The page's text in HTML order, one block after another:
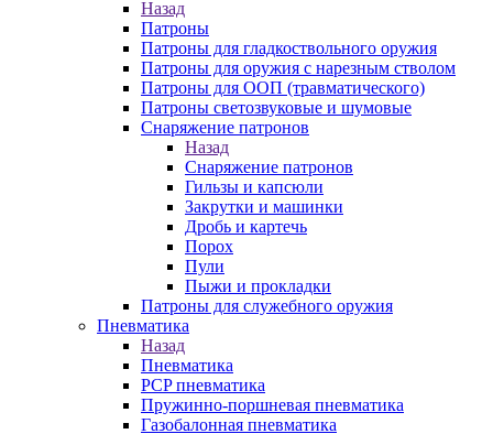
Назад
Патроны
Патроны для гладкоствольного оружия
Патроны для оружия с нарезным стволом
Патроны для ООП (травматического)
Патроны светозвуковые и шумовые
Снаряжение патронов
Назад
Снаряжение патронов
Гильзы и капсюли
Закрутки и машинки
Дробь и картечь
Порох
Пули
Пыжи и прокладки
Патроны для служебного оружия
Пневматика
Назад
Пневматика
PCP пневматика
Пружинно-поршневая пневматика
Газобалонная пневматика